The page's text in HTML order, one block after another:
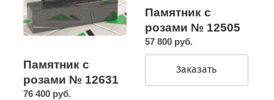
Памятник с
розами № 12631
76 400 руб.
Памятник с
розами № 12505
57 800 руб.
Заказать